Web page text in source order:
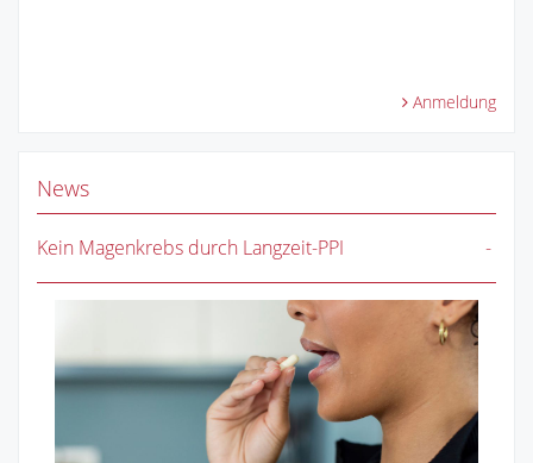
Anmeldung
News
Kein Magenkrebs durch Langzeit-PPI